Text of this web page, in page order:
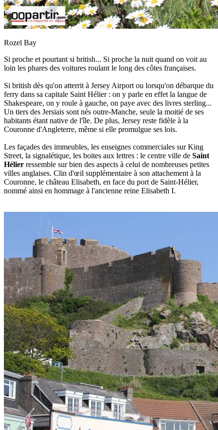
Rozel Bay
Si proche et pourtant si british... Si proche la nuit quand on voit au
loin les phares des voitures roulant le long des côtes françaises.
Si british dès qu'on atterrit à Jersey Airport ou lorsqu'on débarque du
ferry dans sa capitale Saint Hélier : on y parle en effet la langue de
Shakespeare, on y roule à gauche, on paye avec des livres sterling...
Un tiers des Jersiais sont nés outre-Manche, seule la moitié de ses
habitants étant native de l'île. De plus, Jersey reste fidèle à la
Couronne d'Angleterre, même si elle promulgue ses lois.
Les façades des immeubles, les enseignes commerciales sur King
Street, la signalétique, les boites aux lettres : le centre ville de Saint
Hélier ressemble sur bien des aspects à celui de nombreuses petites
villes anglaises. Clin d'œil supplémentaire à son attachement à la
Couronne, le château Elisabeth, en face du port de Saint-Hélier,
nommé ainsi en hommage à l'ancienne reine Elisabeth I.